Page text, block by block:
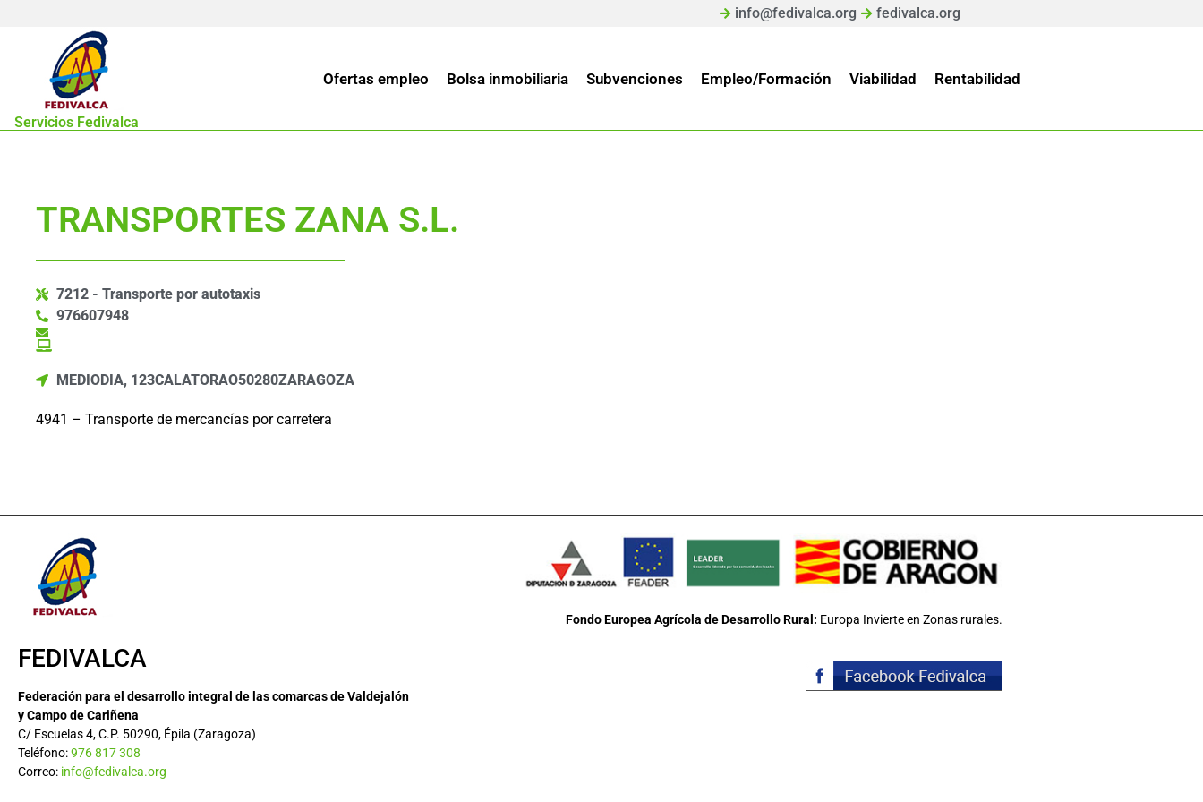
info@fedivalca.org fedivalca.org
Servicios Fedivalca
Ofertas empleo Bolsa inmobiliaria Subvenciones Empleo/Formación Viabilidad Rentabilidad
TRANSPORTES ZANA S.L.
7212 - Transporte por autotaxis
976607948
MEDIODIA, 123CALATORAO50280ZARAGOZA
4941 – Transporte de mercancías por carretera
FEDIVALCA
Federación para el desarrollo integral de las comarcas de Valdejalón
y Campo de Cariñena
C/ Escuelas 4, C.P. 50290, Épila (Zaragoza)
Teléfono:976 817 308
Correo: info@fedivalca.org
Fondo Europea Agrícola de Desarrollo Rural: Europa Invierte en Zonas rurales.